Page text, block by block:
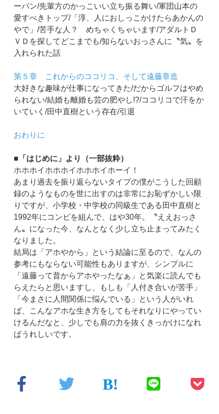
ーパン/先輩方のかっこいい立ち振る舞い/軍団山本の
愛すべきトップ/「淳、人におしっこかけたらあかんの
やで」/苦手な人？ めちゃくちゃいます/アダルトＤ
ＶＤを探してどこまでも/知らないおっさんに〝気〟を
入れられた話
第５章 これからのココリコ、そして遠藤章造
大好きな趣味が仕事になってきた/だからゴルフはやめ
られない/結婚も離婚も芸の肥やし!?/ココリコで汗をか
いていく/田中直樹という存在/引退
おわりに
■「はじめに」より（一部抜粋）
ホホホイホホホイホホホイホーイ！
あまり過去を振り返らないタイプの僕がこうした回顧
録のようなものを世に出すのは非常にお恥ずかしい限
りですが、小学校・中学校の同級生である田中直樹と
1992年にコンビを組んで、はや30年。〝ええおっさ
ん〟になった今、なんとなく少し立ち止まってみたく
なりました。
結局は「アホやから」という結論に至るので、なんの
参考にもならない可能性もありますが、シンプルに
「遠藤って昔からアホやったなぁ」と気楽に読んでも
らえたらと思いますし、もしも「人付き合いが苦手」
「今まさに人間関係に悩んでいる」という人がいれ
ば、こんなアホな生き方をしてもそれなりにやってい
けるんだなと、少しでも肩の力を抜くきっかけになれ
ばうれしいです。